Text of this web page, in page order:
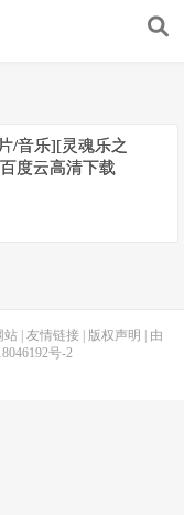
/音乐][灵魂乐之
度云高清下载
站 友情链接 版权声明
| 由
号-2